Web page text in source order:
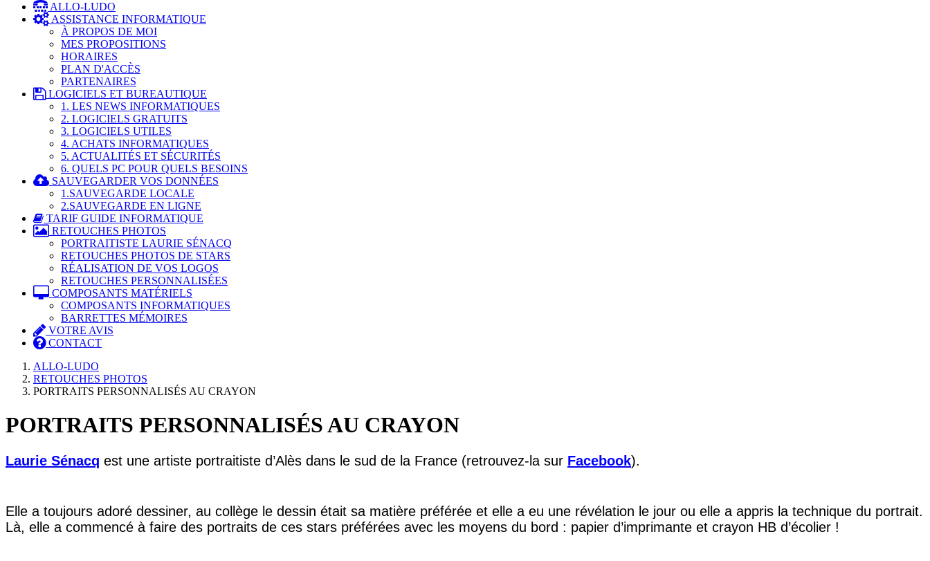
ALLO-LUDO
ASSISTANCE INFORMATIQUE
À PROPOS DE MOI
MES PROPOSITIONS
HORAIRES
PLAN D'ACCÈS
PARTENAIRES
LOGICIELS ET BUREAUTIQUE
1. LES NEWS INFORMATIQUES
2. LOGICIELS GRATUITS
3. LOGICIELS UTILES
4. ACHATS INFORMATIQUES
5. ACTUALITÉS ET SÉCURITÉS
6. QUELS PC POUR QUELS BESOINS
SAUVEGARDER VOS DONNÉES
1.SAUVEGARDE LOCALE
2.SAUVEGARDE EN LIGNE
TARIF GUIDE INFORMATIQUE
RETOUCHES PHOTOS
PORTRAITISTE LAURIE SÉNACQ
RETOUCHES PHOTOS DE STARS
RÉALISATION DE VOS LOGOS
RETOUCHES PERSONNALISÉES
COMPOSANTS MATÉRIELS
COMPOSANTS INFORMATIQUES
BARRETTES MÉMOIRES
VOTRE AVIS
CONTACT
ALLO-LUDO
RETOUCHES PHOTOS
PORTRAITS PERSONNALISÉS AU CRAYON
PORTRAITS PERSONNALISÉS AU CRAYON
Laurie Sénacq est une artiste portraitiste d’Alès dans le sud de la France (retrouvez-la sur Facebook).
Elle a toujours adoré dessiner, au collège le dessin était sa matière préférée et elle a eu une révélation le jour ou elle a appris la technique du portrait.
Là, elle a commencé à faire des portraits de ces stars préférées avec les moyens du bord : papier d’imprimante et crayon HB d’écolier !